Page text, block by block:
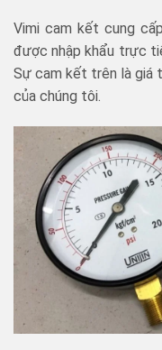
Vimi cam kết cung
được nhập khẩu trực
Sự cam kết trên là giá
của chúng tôi.